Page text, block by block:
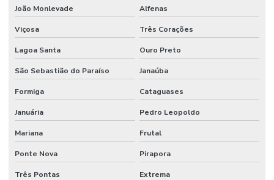
Resíduos de tinta
Secador de resíduos
Secadora de lodo
Secadora de lodo de ete
Secadora de resíduos
Serviço de contenção de resíduos líquidos
João Monlevade Alfenas
Viçosa Três Corações
Lagoa Santa Ouro Preto
São Sebastião do Paraíso Janaúba
Formiga Cataguases
Januária Pedro Leopoldo
Mariana Frutal
Ponte Nova Pirapora
Três Pontas Extrema